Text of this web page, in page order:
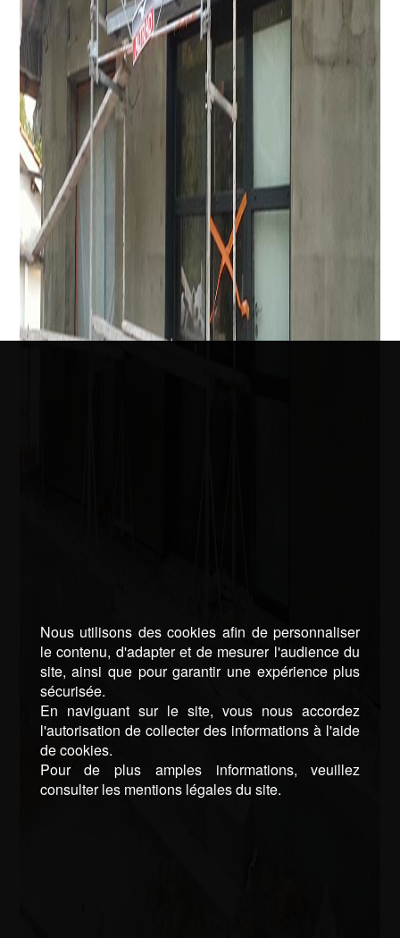
Nous utilisons des cookies afin de personnaliser
le contenu, d'adapter et de mesurer l'audience du
site, ainsi que pour garantir une expérience plus
sécurisée.
En naviguant sur le site, vous nous accordez
l'autorisation de collecter des informations à l'aide
de cookies.
Pour de plus amples informations, veuillez
consulter les mentions légales du site.